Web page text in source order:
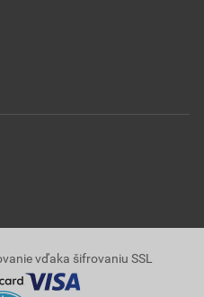
vďaka šifrovaniu SSL